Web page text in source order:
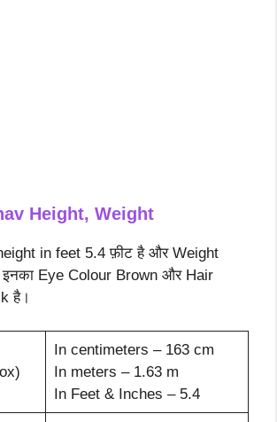
Height, Weight
in feet 5.4 फ़ीट है और Weight
Eye Colour Brown और Hair
है।
In centimeters – 163 cm
In meters – 1.63 m
In Feet & Inches – 5.4